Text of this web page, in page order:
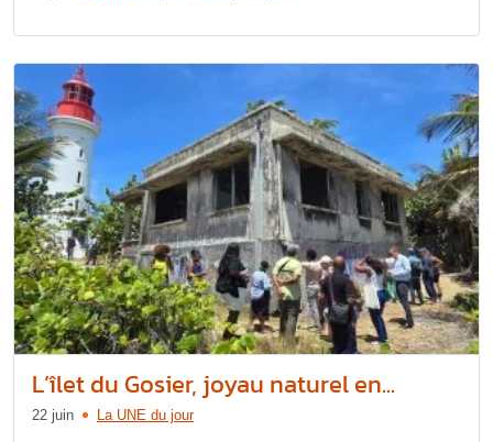
L’îlet du Gosier, joyau naturel en...
22 juin La UNE du jour